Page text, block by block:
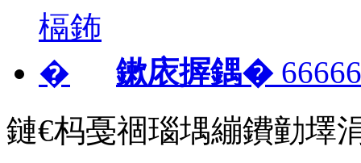
鏉庡搱鍝�
鏈€杩戞祻瑙堣繃鐨勭墿